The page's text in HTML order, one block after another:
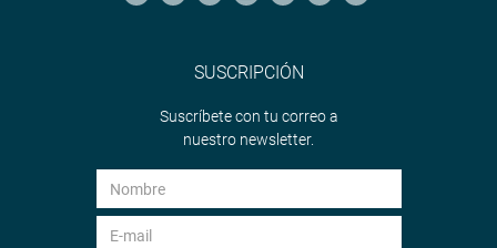
SUSCRIPCIÓN
Suscríbete con tu correo a
nuestro newsletter.